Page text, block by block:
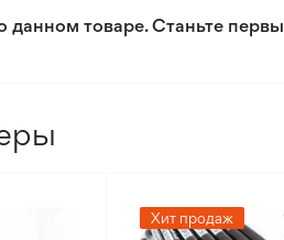
данном товаре. Станьте
Хит продаж